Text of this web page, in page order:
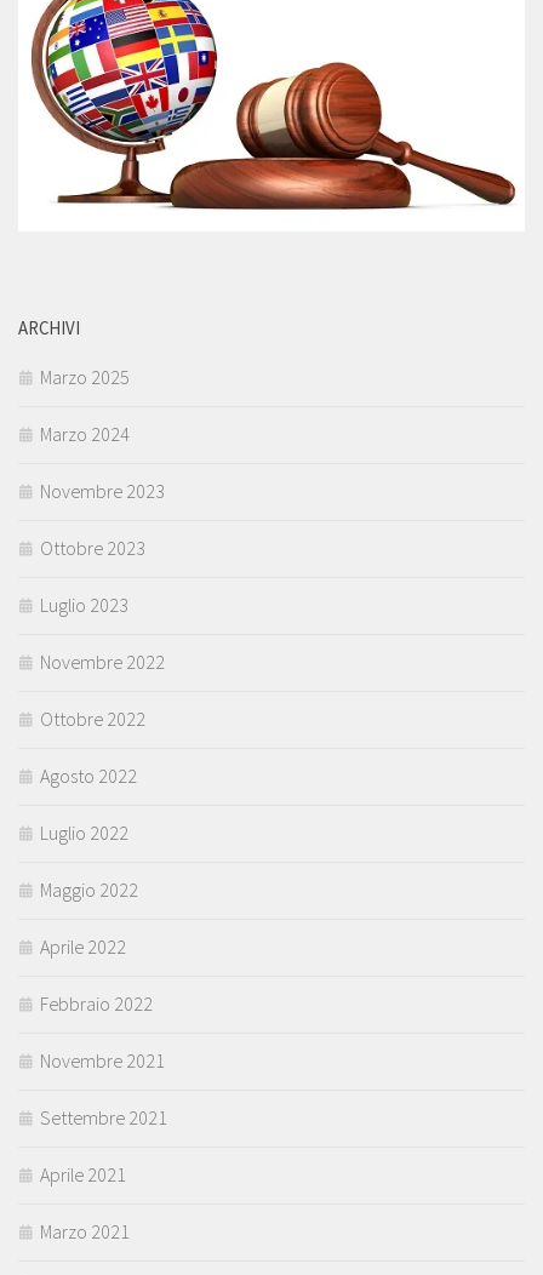
ARCHIVI
Marzo 2025
Marzo 2024
Novembre 2023
Ottobre 2023
Luglio 2023
Novembre 2022
Ottobre 2022
Agosto 2022
Luglio 2022
Maggio 2022
Aprile 2022
Febbraio 2022
Novembre 2021
Settembre 2021
Aprile 2021
Marzo 2021